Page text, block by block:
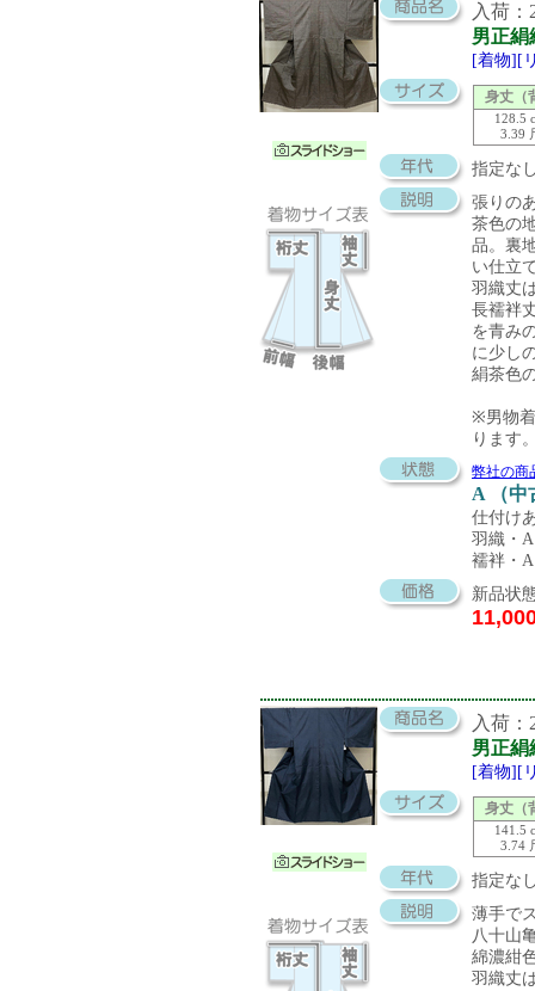
入荷：
男正絹
[着物][
身丈（
128.5
3.39
指定な
張りの
茶色の
品。裏
い仕立
羽織丈
長襦袢
を青み
に少し
絹茶色
※男物
ります
弊社の商
A （中
仕付け
羽織・
襦袢・
新品状
入荷：
男正絹
[着物][
身丈（
141.5
3.74
指定な
薄手で
八十山
綿濃紺
羽織丈